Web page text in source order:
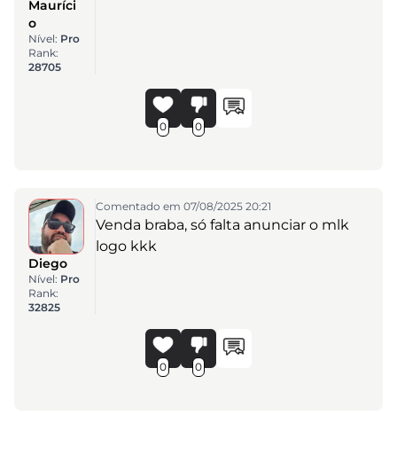
Mauríci
o
Nível: Pro
Rank:
28705
0 0
Diego
Nível: Pro
Rank:
32825
Comentado em 07/08/2025 20:21
Venda braba, só falta anunciar o mlk
logo kkk
0 0